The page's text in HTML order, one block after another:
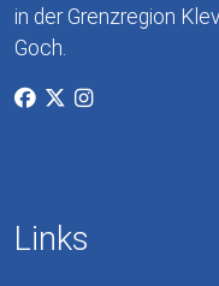
in der Grenzregion
Goch.
Links